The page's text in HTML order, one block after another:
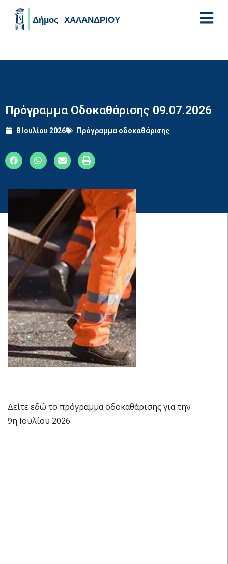
Πρόγραμμα Οδοκαθάρισης 09.07.2026
8 Ιουλίου 2026 Πρόγραμμα οδοκαθάρισης
Δείτε εδώ το πρόγραμμα οδοκαθάρισης για την
9η Ιουλίου 2026